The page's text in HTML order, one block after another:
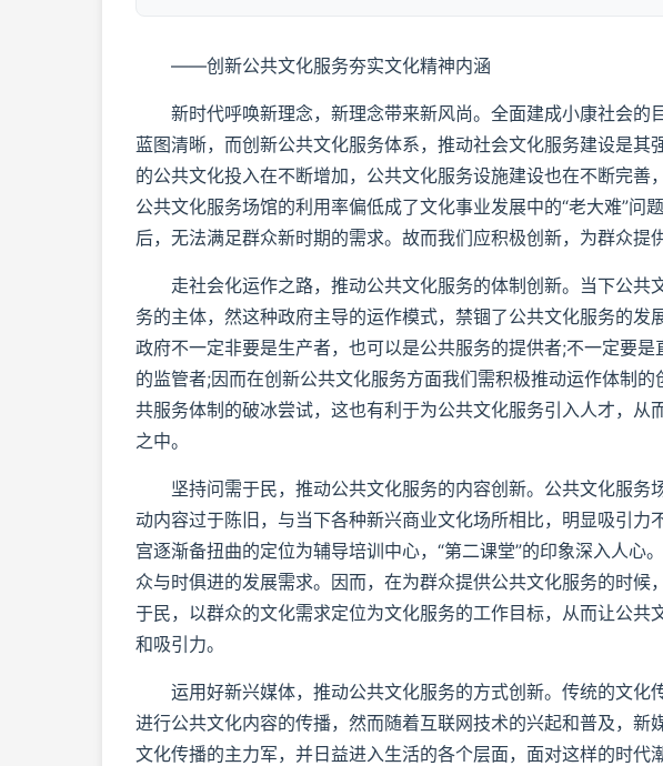
——创新公共文化服务夯实文化精神内涵
新时代呼唤新理念，新理念带来新风尚。全面建成小康社会的
蓝图清晰，而创新公共文化服务体系，推动社会文化服务建设是其
的公共文化投入在不断增加，公共文化服务设施建设也在不断完善
公共文化服务场馆的利用率偏低成了文化事业发展中的“老大难”问
后，无法满足群众新时期的需求。故而我们应积极创新，为群众提
走社会化运作之路，推动公共文化服务的体制创新。当下公共
务的主体，然这种政府主导的运作模式，禁锢了公共文化服务的发
政府不一定非要是生产者，也可以是公共服务的提供者;不一定要
的监管者;因而在创新公共文化服务方面我们需积极推动运作体制
共服务体制的破冰尝试，这也有利于为公共文化服务引入人才，从
之中。
坚持问需于民，推动公共文化服务的内容创新。公共文化服务
动内容过于陈旧，与当下各种新兴商业文化场所相比，明显吸引力
宫逐渐备扭曲的定位为辅导培训中心，“第二课堂”的印象深入人心
众与时俱进的发展需求。因而，在为群众提供公共文化服务的时候
于民，以群众的文化需求定位为文化服务的工作目标，从而让公共
和吸引力。
运用好新兴媒体，推动公共文化服务的方式创新。传统的文化
进行公共文化内容的传播，然而随着互联网技术的兴起和普及，新
文化传播的主力军，并日益进入生活的各个层面，面对这样的时代